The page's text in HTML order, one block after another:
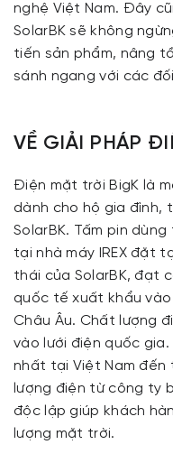
nghệ Việt Nam. Đây
SolarBK sẽ không
tiến sản phẩm, nâng
sánh ngang với các
VỀ GIẢI PHÁP
Điện mặt trời BigK là
dành cho hộ gia đình,
SolarBK. Tấm pin
tại nhà máy IREX đặt
thái của SolarBK, đạt
quốc tế xuất khẩu
Châu Âu. Chất lượng
vào lưới điện quốc
nhất tại Việt Nam đến
lượng điện từ công ty
độc lập giúp khách
lượng mặt trời.